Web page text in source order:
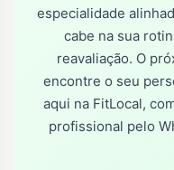
especialidade
cabe na sua
reavaliação. O
encontre o seu
aqui na FitLocal,
profissional pelo